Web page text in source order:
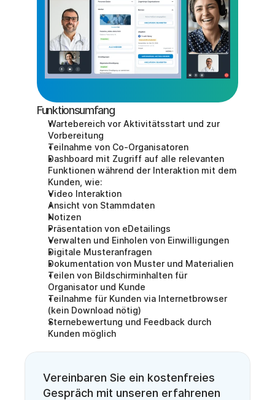
Funktionsumfang
Wartebereich vor Aktivitätsstart und zur
Vorbereitung
Teilnahme von Co-Organisatoren
Dashboard mit Zugriff auf alle relevanten
Funktionen während der Interaktion mit dem
Kunden, wie:
Video Interaktion
Ansicht von Stammdaten
Notizen
Präsentation von eDetailings
Verwalten und Einholen von Einwilligungen
Digitale Musteranfragen
Dokumentation von Muster und Materialien
Teilen von Bildschirminhalten für
Organisator und Kunde
Teilnahme für Kunden via Internetbrowser
(kein Download nötig)
Sternebewertung und Feedback durch
Kunden möglich
Vereinbaren Sie ein kostenfreies
Gespräch mit unseren erfahrenen